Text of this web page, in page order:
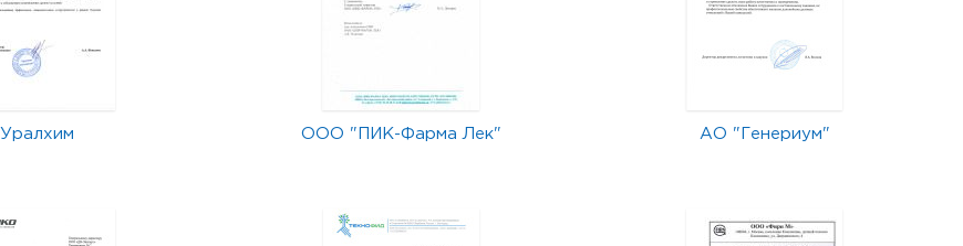
Уралхим ООО "ПИК-Фарма Лек" АО "Генериум"